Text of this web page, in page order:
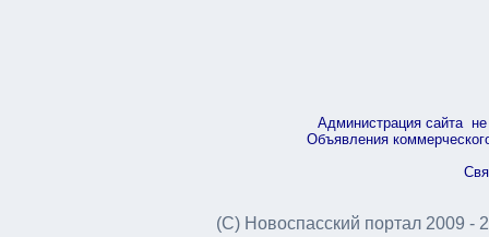
Администрация сайта не
Объявления
(С) Новоспасский портал 2009 -